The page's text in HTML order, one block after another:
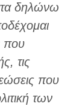
δηλώνω
που
τις
που
των